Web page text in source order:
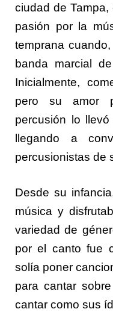
ciudad de
pasión por la
temprana
banda marcial
Inicialmente,
pero su amor
percusión lo
llegando a
percusionistas de
Desde su
música y
variedad de
por el canto fue
solía poner
para cantar
cantar como sus